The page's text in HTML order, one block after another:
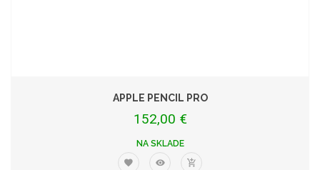
APPLE PENCIL PRO
152,00 €
NA SKLADE